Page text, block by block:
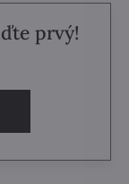
prvý!